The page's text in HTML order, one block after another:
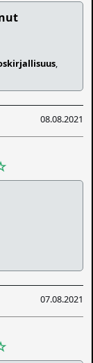
,
08.08.2021
07.08.2021